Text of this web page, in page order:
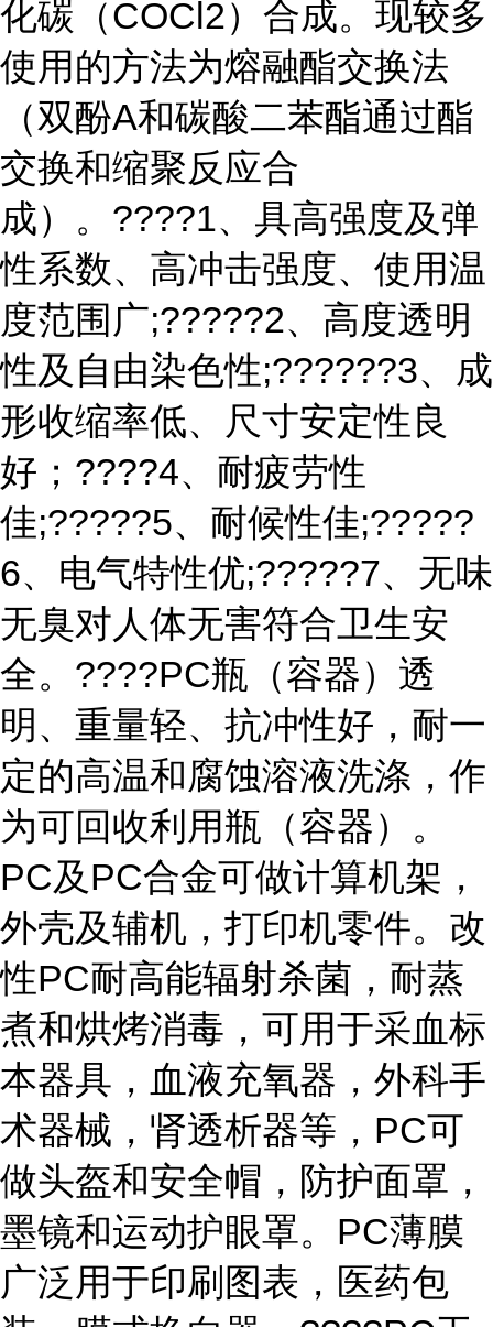
化碳（COCl2）合成。现较多
使用的方法为熔融酯交换法
（双酚A和碳酸二苯酯通过酯
交换和缩聚反应合
成）。????1、具高强度及弹
性系数、高冲击强度、使用温
度范围广;?????2、高度透明
性及自由染色性;??????3、成
形收缩率低、尺寸安定性良
好；????4、耐疲劳性
佳;?????5、耐候性佳;?????
6、电气特性优;?????7、无味
无臭对人体无害符合卫生安
全。????PC瓶（容器）透
明、重量轻、抗冲性好，耐一
定的高温和腐蚀溶液洗涤，作
为可回收利用瓶（容器）。
PC及PC合金可做计算机架，
外壳及辅机，打印机零件。改
性PC耐高能辐射杀菌，耐蒸
煮和烘烤消毒，可用于采血标
本器具，血液充氧器，外科手
术器械，肾透析器等，PC可
做头盔和安全帽，防护面罩，
墨镜和运动护眼罩。PC薄膜
广泛用于印刷图表，医药包